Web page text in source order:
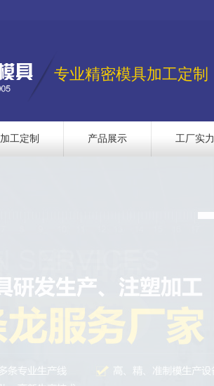
专业精密模具加工定制
加工定制 产品展示 工厂实力